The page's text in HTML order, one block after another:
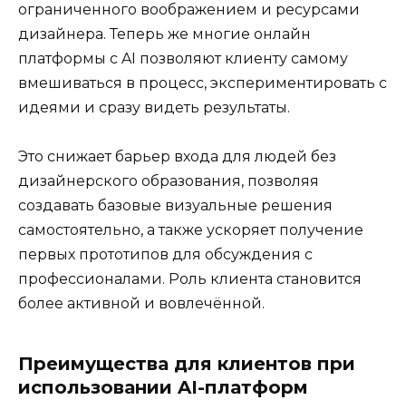
ограниченного воображением и ресурсами
дизайнера. Теперь же многие онлайн
платформы с AI позволяют клиенту самому
вмешиваться в процесс, экспериментировать с
идеями и сразу видеть результаты.
Это снижает барьер входа для людей без
дизайнерского образования, позволяя
создавать базовые визуальные решения
самостоятельно, а также ускоряет получение
первых прототипов для обсуждения с
профессионалами. Роль клиента становится
более активной и вовлечённой.
Преимущества для клиентов при
использовании AI-платформ